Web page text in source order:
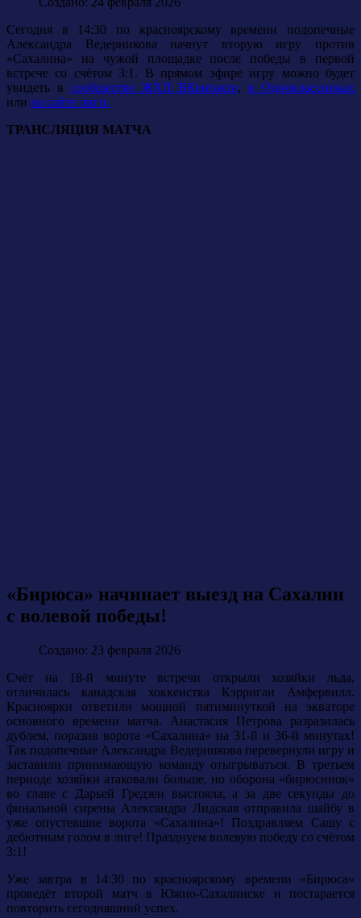
Сегодня в 14:30 по красноярскому времени подопечные
Александра Ведерникова начнут вторую игру против
«Сахалина» на чужой площадке после победы в первой
встрече со счётом 3:1. В прямом эфире игру можно будет
увидеть в сообществе ЖХЛ ВКонтакте,в Одноклассниках
или на сайте лиги.
ТРАНСЛЯЦИЯ МАТЧА
«Бирюса» начинает выезд на Сахалин
с волевой победы!
Создано: 23 февраля 2026
Счёт на 18-й минуте встречи открыли хозяйки льда,
отличилась канадская хоккеистка Кэрриган Амфервилл.
Красноярки ответили мощной пятиминуткой на экваторе
основного времени матча. Анастасия Петрова разразилась
дублем, поразив ворота «Сахалина» на 31-й и 36-й минутах!
Так подопечные Александра Ведерникова перевернули игру и
заставили принимающую команду отыгрываться. В третьем
периоде хозяйки атаковали больше, но оборона «бирюсинок»
во главе с Дарьей Гредзен выстояла, а за две секунды до
финальной сирены Александра Лидская отправила шайбу в
уже опустевшие ворота «Сахалина»! Поздравляем Сашу с
дебютным голом в лиге! Празднуем волевую победу со счётом
3:1!
Уже завтра в 14:30 по красноярскому времени «Бирюса»
проведёт второй матч в Южно-Сахалинске и постарается
повторить сегодняшний успех.